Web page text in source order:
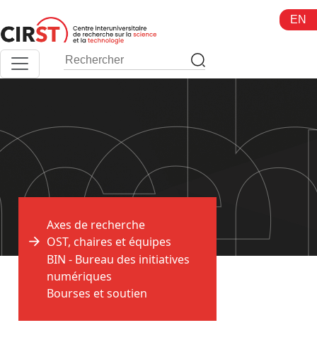
au
contenu
EN
Accueil > OST, chaires et équipes
Axes de recherche
OST, chaires et équipes
BIN - Bureau des initiatives
numériques
Bourses et soutien